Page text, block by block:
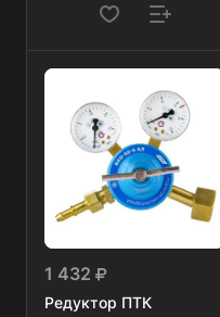
1 432
Редуктор ПТК